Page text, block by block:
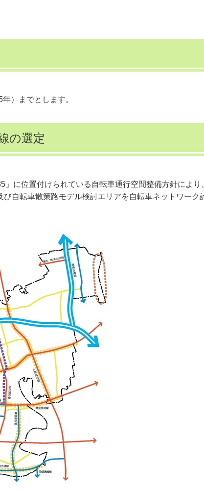
）までとします。
の選定
」に位置付けられている自転車通行空間整備方針によ
自転車散策路モデル検討エリアを自転車ネットワーク